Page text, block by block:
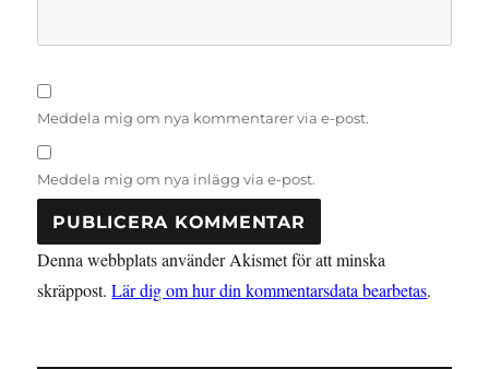
Meddela mig om nya kommentarer via e-post.
Meddela mig om nya inlägg via e-post.
Denna webbplats använder Akismet för att minska
skräppost.Lär dig om hur din kommentarsdata bearbetas.